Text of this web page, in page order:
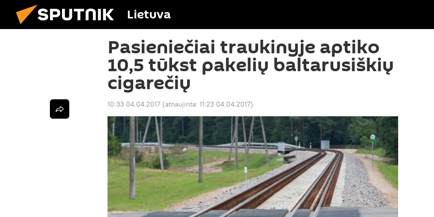
Lietuva
Pasieniečiai traukinyje aptiko
10,5 tūkst pakelių baltarusiškių
cigarečių
10:33 04.04.2017 (atnaujinta: 11:23 04.04.2017)